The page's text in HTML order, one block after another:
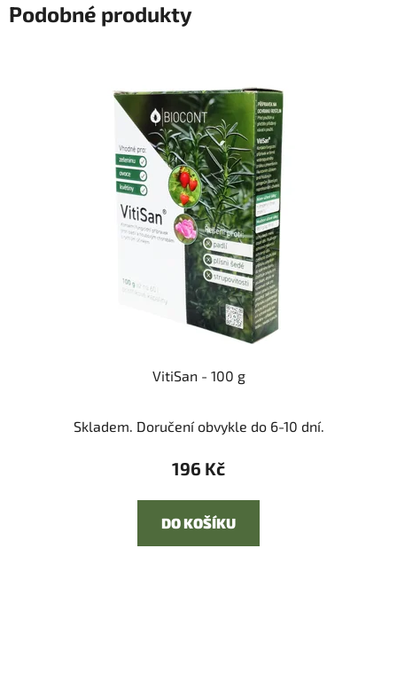
Podobné produkty
VitiSan - 100 g
Skladem. Doručení obvykle do 6-10 dní.
196 Kč
DO KOŠÍKU